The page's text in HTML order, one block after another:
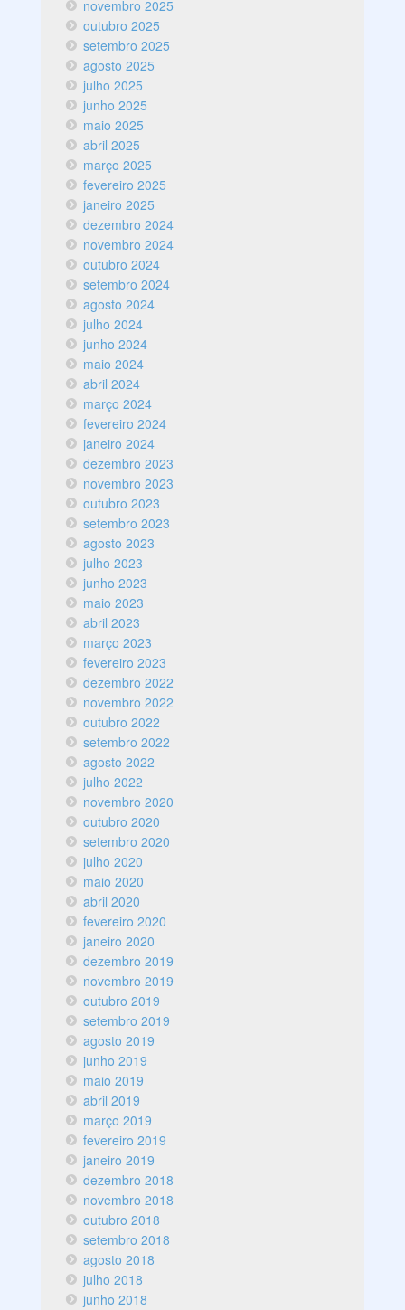
novembro 2025
outubro 2025
setembro 2025
agosto 2025
julho 2025
junho 2025
maio 2025
abril 2025
março 2025
fevereiro 2025
janeiro 2025
dezembro 2024
novembro 2024
outubro 2024
setembro 2024
agosto 2024
julho 2024
junho 2024
maio 2024
abril 2024
março 2024
fevereiro 2024
janeiro 2024
dezembro 2023
novembro 2023
outubro 2023
setembro 2023
agosto 2023
julho 2023
junho 2023
maio 2023
abril 2023
março 2023
fevereiro 2023
dezembro 2022
novembro 2022
outubro 2022
setembro 2022
agosto 2022
julho 2022
novembro 2020
outubro 2020
setembro 2020
julho 2020
maio 2020
abril 2020
fevereiro 2020
janeiro 2020
dezembro 2019
novembro 2019
outubro 2019
setembro 2019
agosto 2019
junho 2019
maio 2019
abril 2019
março 2019
fevereiro 2019
janeiro 2019
dezembro 2018
novembro 2018
outubro 2018
setembro 2018
agosto 2018
julho 2018
junho 2018